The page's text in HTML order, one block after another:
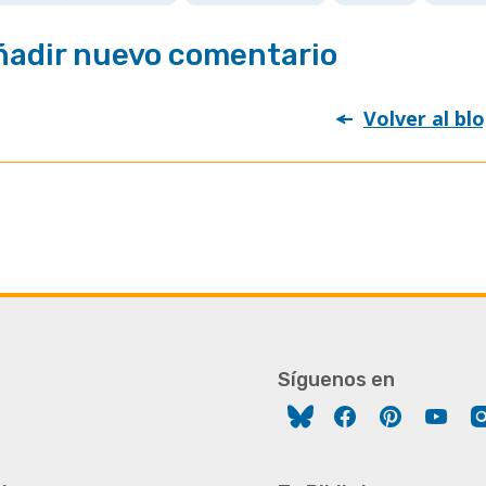
nuevo comentario
Volver al
Síguenos en
FacebookPinterest